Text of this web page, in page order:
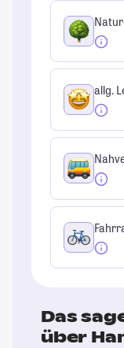
allg.
Das
über